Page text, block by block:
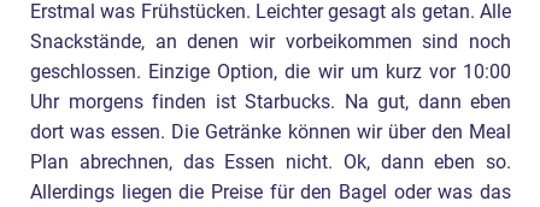
Erstmal was Frühstücken. Leichter gesagt als getan. Alle
Snackstände, an denen wir vorbeikommen sind noch
geschlossen. Einzige Option, die wir um kurz vor 10:00
Uhr morgens finden ist Starbucks. Na gut, dann eben
dort was essen. Die Getränke können wir über den Meal
Plan abrechnen, das Essen nicht. Ok, dann eben so.
Allerdings liegen die Preise für den Bagel oder was das